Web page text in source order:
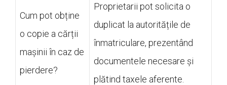
Cum pot obține
o copie a cărții
mașinii în caz de
pierdere?
Proprietarii pot solicita o
duplicat la autoritățile de
înmatriculare, prezentând
documentele necesare și
plătind taxele aferente.